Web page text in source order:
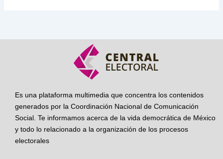
Es una plataforma multimedia que concentra los contenidos
generados por la Coordinación Nacional de Comunicación
Social. Te informamos acerca de la vida democrática de México
y todo lo relacionado a la organización de los procesos
electorales